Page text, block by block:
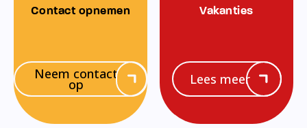
Contact opnemen
Neem contact
op
Vakanties
Lees meer